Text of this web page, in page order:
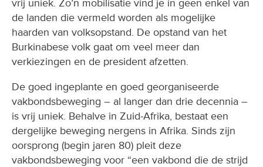
vrij uniek. Zo’n mobilisatie vind je in geen enkel van
de landen die vermeld worden als mogelijke
haarden van volksopstand. De opstand van het
Burkinabese volk gaat om veel meer dan
verkiezingen en de president afzetten.
De goed ingeplante en goed georganiseerde
vakbondsbeweging – al langer dan drie decennia –
is vrij uniek. Behalve in Zuid-Afrika, bestaat een
dergelijke beweging nergens in Afrika. Sinds zijn
oorsprong (begin jaren 80) pleit deze
vakbondsbeweging voor “een vakbond die de strijd